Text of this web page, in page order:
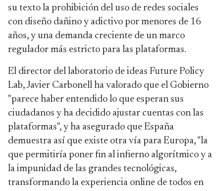
su texto la prohibición del uso de redes sociales
con diseño dañino y adictivo por menores de 16
años, y una demanda creciente de un marco
regulador más estricto para las plataformas.
El director del laboratorio de ideas Future Policy
Lab, Javier Carbonell ha valorado que el Gobierno
"parece haber entendido lo que esperan sus
ciudadanos y ha decidido ajustar cuentas con las
plataformas", y ha asegurado que España
demuestra así que existe otra vía para Europa, "la
que permitiría poner fin al infierno algorítmico y a
la impunidad de las grandes tecnológicas,
transformando la experiencia online de todos en